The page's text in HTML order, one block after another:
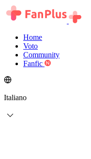
Home
Voto
Community
Fanfic
Italiano